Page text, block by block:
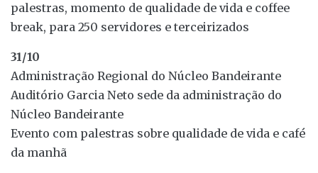
palestras, momento de qualidade de vida e coffee
break, para 250 servidores e terceirizados
31/10
Administração Regional do Núcleo Bandeirante
Auditório Garcia Neto sede da administração do
Núcleo Bandeirante
Evento com palestras sobre qualidade de vida e café
da manhã